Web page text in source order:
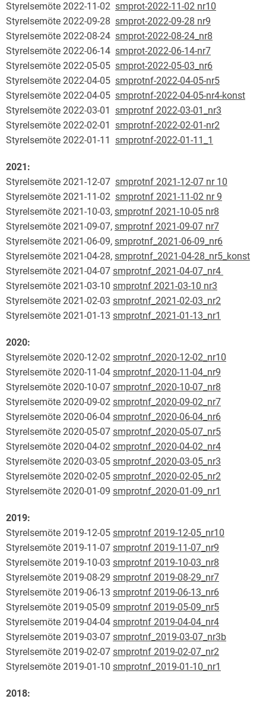
Styrelsemöte 2022-11-02 smprot-2022-11-02 nr10
Styrelsemöte 2022-09-28 smprot-2022-09-28 nr9
Styrelsemöte 2022-08-24 smprot-2022-08-24_nr8
Styrelsemöte 2022-06-14 smprot-2022-06-14-nr7
Styrelsemöte 2022-05-05 smprot-2022-05-03_nr6
Styrelsemöte 2022-04-05 smprotnf-2022-04-05-nr5
Styrelsemöte 2022-04-05 smprotnf-2022-04-05-nr4-konst
Styrelsemöte 2022-03-01 smprotnf 2022-03-01_nr3
Styrelsemöte 2022-02-01 smprotnf-2022-02-01-nr2
Styrelsemöte 2022-01-11 smprotnf-2022-01-11_1
2021:
Styrelsemöte 2021-12-07 smprotnf 2021-12-07 nr 10
Styrelsemöte 2021-11-02 smprotnf 2021-11-02 nr 9
Styrelsemöte 2021-10-03, smprotnf 2021-10-05 nr8
Styrelsemöte 2021-09-07, smprotnf 2021-09-07 nr7
Styrelsemöte 2021-06-09, smprotnf_2021-06-09_nr6
Styrelsemöte 2021-04-28, smprotnf_2021-04-28_nr5_konst
Styrelsemöte 2021-04-07 smprotnf_2021-04-07_nr4
Styrelsemöte 2021-03-10 smprotnf 2021-03-10 nr3
Styrelsemöte 2021-02-03 smprotnf_2021-02-03_nr2
Styrelsemöte 2021-01-13 smprotnf_2021-01-13_nr1
2020:
Styrelsemöte 2020-12-02 smprotnf_2020-12-02_nr10
Styrelsemöte 2020-11-04 smprotnf_2020-11-04_nr9
Styrelsemöte 2020-10-07 smprotnf_2020-10-07_nr8
Styrelsemöte 2020-09-02 smprotnf_2020-09-02_nr7
Styrelsemöte 2020-06-04 smprotnf_2020-06-04_nr6
Styrelsemöte 2020-05-07 smprotnf_2020-05-07_nr5
Styrelsemöte 2020-04-02 smprotnf_2020-04-02_nr4
Styrelsemöte 2020-03-05 smprotnf_2020-03-05_nr3
Styrelsemöte 2020-02-05 smprotnf_2020-02-05_nr2
Styrelsemöte 2020-01-09 smprotnf_2020-01-09_nr1
2019:
Styrelsemöte 2019-12-05 smprotnf 2019-12-05_nr10
Styrelsemöte 2019-11-07 smprotnf 2019-11-07_nr9
Styrelsemöte 2019-10-03 smprotnf 2019-10-03_nr8
Styrelsemöte 2019-08-29 smprotnf 2019-08-29_nr7
Styrelsemöte 2019-06-13 smprotnf 2019-06-13_nr6
Styrelsemöte 2019-05-09 smprotnf 2019-05-09_nr5
Styrelsemöte 2019-04-04 smprotnf 2019-04-04_nr4
Styrelsemöte 2019-03-07 smprotnf_2019-03-07_nr3b
Styrelsemöte 2019-02-07 smprotnf 2019-02-07_nr2
Styrelsemöte 2019-01-10 smprotnf_2019-01-10_nr1
2018: